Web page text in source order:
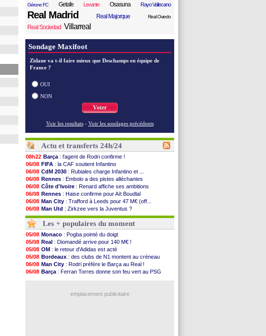
Gérone FC Getafe Levante Osasuna Rayo Vallecano
Real Madrid Real Majorque Real Oviedo
Real Sociedad Villarreal
Sondage Maxifoot
Zidane va t-il faire mieux que Deschamps en équipe de
France ?
OUI
NON
Voter
Voir les resultats - Voir les sondages précédents
Actu et transferts 24h/24
08h22 Barça : l'agent de Rodri confirme !
06/08 FIFA : la CAF soutient Infantino
06/08 CdM 2030 : Rubiales charge Infantino et ...
06/08 Rennes : Embolo a des pistes alléchantes
06/08 Côte d'Ivoire : Renard affiche ses ambitions
06/08 Rennes : Haise confirme pour Aït Boudlal
06/08 Man City : Trafford à Leeds pour 47 M€ (off...
06/08 Man Utd : Zirkzee vers la Juventus ?
06/08 Amical: Monaco s'impose contre Getafe
06/08
Nantes : Der Zakarian et sa relation avec Kita
06/08 OM: le club prêt à libérer Kondogbia ?
06/08 Monaco : le message touchant d'Akliouche
06/08 FIFA : Tebas en remet une couche
06/08 FIFA : l'UEFA maintient la pression
06/08 PSG: Tebas encense Luis Enrique
06/08 Real : Vinicius jusqu'en 2032 (officiel)
06/08 Lyon: Mangala va rejoindre Getafe
: Junior Diaz jusqu'en 2030 (officiel)
Les + populaires du moment
05/08 Monaco : Pogba pointé du doigt
05/08 Real : Diomandé arrive pour 140 M€ !
05/08 OM : le retour d'Adidas est acté
05/08 Bordeaux : des clubs de N1 montent au créneau
06/08 Man City : Rodri préfère le Barça au Real !
06/08 Barça : Ferran Torres donne son feu vert au PSG
emplacement publicitaire